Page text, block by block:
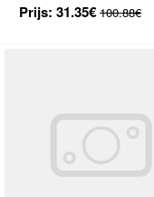
Prijs: 31.35€ 100.88€